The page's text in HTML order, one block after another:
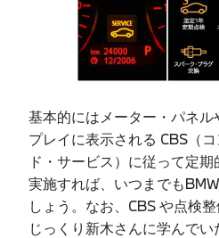
基本的にはメーター・パネ
プレイに表示される CBS（
ド・サービス）に従って定
実施すれば、いつまでも
しょう。なお、CBS や点検
じっくり新木さんに学んでい